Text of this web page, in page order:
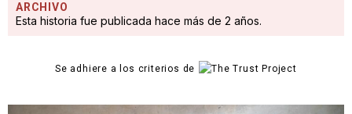
ARCHIVO
Esta historia fue publicada hace más de 2 años.
Se adhiere a los criterios de